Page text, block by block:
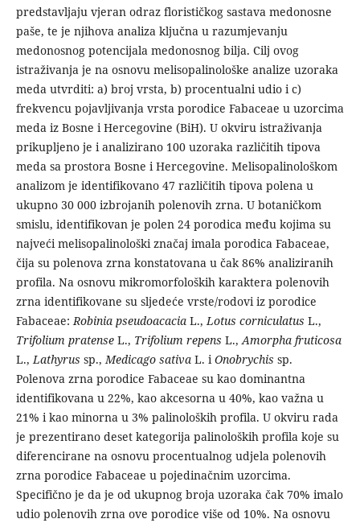
predstavljaju vjeran odraz florističkog sastava medonosne
paše, te je njihova analiza ključna u razumjevanju
medonosnog potencijala medonosnog bilja. Cilj ovog
istraživanja je na osnovu melisopalinološke analize uzoraka
meda utvrditi: a) broj vrsta, b) procentualni udio i c)
frekvencu pojavljivanja vrsta porodice Fabaceae u uzorcima
meda iz Bosne i Hercegovine (BiH). U okviru istraživanja
prikupljeno je i analizirano 100 uzoraka različitih tipova
meda sa prostora Bosne i Hercegovine. Melisopalinološkom
analizom je identifikovano 47 različitih tipova polena u
ukupno 30 000 izbrojanih polenovih zrna. U botaničkom
smislu, identifikovan je polen 24 porodica među kojima su
najveći melisopalinološki značaj imala porodica Fabaceae,
čija su polenova zrna konstatovana u čak 86% analiziranih
profila. Na osnovu mikromorfoloških karaktera polenovih
zrna identifikovane su sljedeće vrste/rodovi iz porodice
Fabaceae:Robinia pseudoacacia L.,Lotus corniculatus L.,
Trifolium pratense L., Trifolium repens L.,Amorpha fruticosa
L.,Lathyrus sp.,Medicago sativa L. iOnobrychis sp.
Polenova zrna porodice Fabaceae su kao dominantna
identifikovana u 22%, kao akcesorna u 40%, kao važna u
21% i kao minorna u 3% palinoloških profila. U okviru rada
je prezentirano deset kategorija palinoloških profila koje su
diferencirane na osnovu procentualnog udjela polenovih
zrna porodice Fabaceae u pojedinačnim uzorcima.
Specifično je da je od ukupnog broja uzoraka čak 70% imalo
udio polenovih zrna ove porodice više od 10%. Na osnovu